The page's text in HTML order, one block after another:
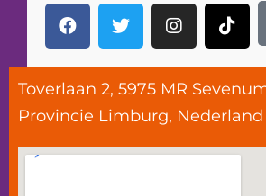
Toverlaan 2, 5975 MR
Provincie Limburg, Nederland